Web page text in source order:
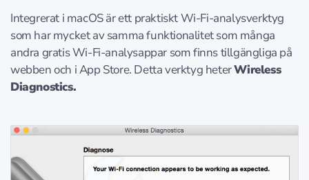
Integrerat i macOS är ett praktiskt Wi-Fi-analysverktyg
som har mycket av samma funktionalitet som många
andra gratis Wi-Fi-analysappar som finns tillgängliga på
webben och i App Store. Detta verktyg heterWireless
Diagnostics.